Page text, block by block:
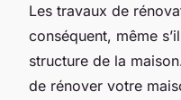
Les travaux de
conséquent, même
structure de la
de rénover votre